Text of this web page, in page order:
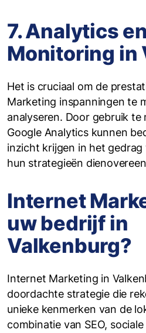
7. Analytics en
Monitoring in
Het is cruciaal om de
Marketing inspanningen te
analyseren. Door gebruik
Google Analytics kunnen
inzicht krijgen in het gedrag
hun strategieën
Internet
uw bedrijf in
Valkenburg?
Internet Marketing in
doordachte strategie die
unieke kenmerken van de
combinatie van SEO,